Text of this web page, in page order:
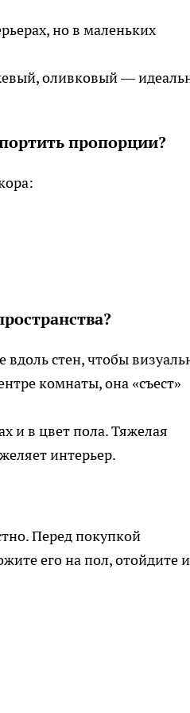
но в маленьких
оливковый —
пропорции?
вдоль стен, чтобы
комнаты, она «съест»
и в цвет пола. Тяжелая
интерьер.
Перед покупкой
его на пол, отойдите и